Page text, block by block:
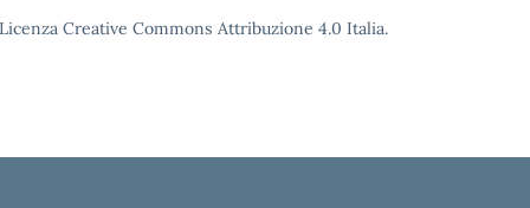
Creative Commons Attribuzione 4.0 Italia.